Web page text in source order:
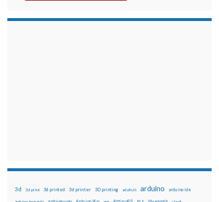
3d 3d print 3d printed 3d printer 3D printing adafruit arduino arduino ide